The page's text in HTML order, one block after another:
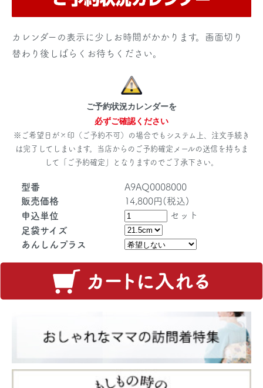
カレンダーの表示に少しお時間がかかります。画面切り
替わり後しばらくお待ちください。
ご予約状況カレンダーを
必ずご確認ください
※ご希望日が×印（ご予約不可）の場合でもシステム上、注文手続き
は完了してしまいます。当店からのご予約確定メールの送信を持ちま
して「ご予約確定」となりますのでご了承下さい。
型番
A9AQ0008000
販売価格
14,800円(税込)
申込単位
セット
足袋サイズ
あんしんプラス